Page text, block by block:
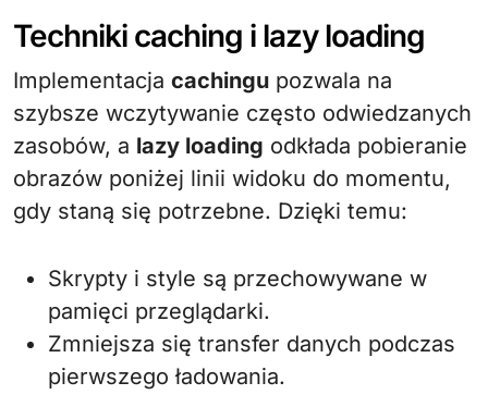
Techniki caching i lazy loading
Implementacja cachingu pozwala na
szybsze wczytywanie często odwiedzanych
zasobów, a lazy loading odkłada pobieranie
obrazów poniżej linii widoku do momentu,
gdy staną się potrzebne. Dzięki temu:
Skrypty i style są przechowywane w
pamięci przeglądarki.
Zmniejsza się transfer danych podczas
pierwszego ładowania.